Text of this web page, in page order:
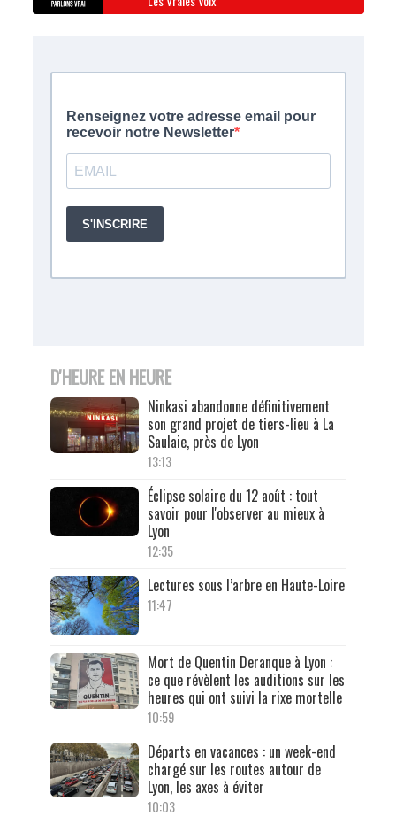
D'HEURE EN HEURE
Ninkasi abandonne définitivement
son grand projet de tiers-lieu à La
Saulaie, près de Lyon
13:13
Éclipse solaire du 12 août : tout
savoir pour l'observer au mieux à
Lyon
12:35
Lectures sous l’arbre en Haute-Loire
11:47
Mort de Quentin Deranque à Lyon :
ce que révèlent les auditions sur les
heures qui ont suivi la rixe mortelle
10:59
Départs en vacances : un week-end
chargé sur les routes autour de
Lyon, les axes à éviter
10:03